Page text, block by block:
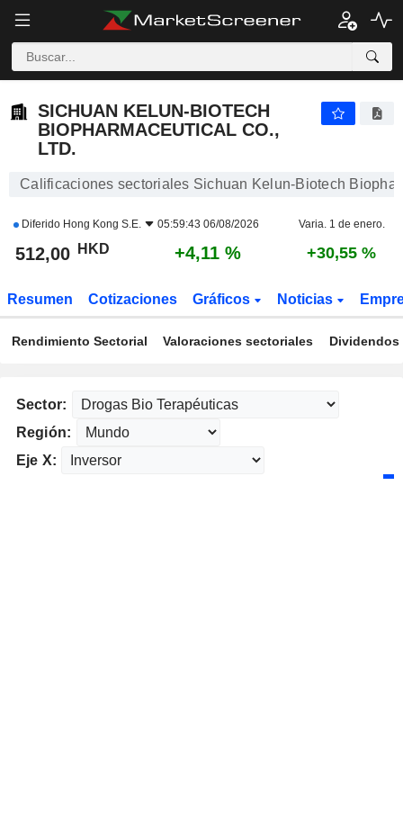
SICHUAN KELUN-BIOTECH
BIOPHARMACEUTICAL CO.,
LTD.
Calificaciones sectoriales Sichuan Kelun-Biotech
Diferido Hong Kong S.E. 05:59:43 06/08/2026 Varia. 1 de enero.
512,00 HKD +4,11 % +30,55 %
Resumen Cotizaciones Gráficos Noticias
Rendimiento Sectorial Valoraciones sectoriales
Sector:
Región:
Eje X: